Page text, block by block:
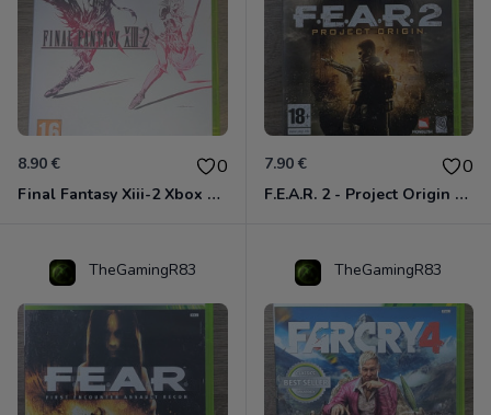
8.90 € 0
Final Fantasy Xiii-2 Xbox 360
7.90 € 0
F.E.A.R. 2 - Project Origin Xbox 360
TheGamingR83 TheGamingR83